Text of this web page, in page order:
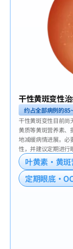
干性黄斑变性
约占全部病例的
干性黄斑变性目前尚
黄质等黄斑营养素、
地减缓病情进展。必
性，并建议定期进行
叶黄素·黄斑
定期眼底